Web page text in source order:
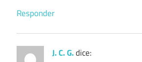
Responder
J. C. G.dice: